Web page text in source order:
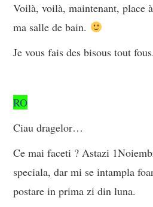
Voilà, voilà, maintenant, place
ma salle de bain.
Je vous fais des bisous tout fous.
RO
Ciau dragelor…
Ce mai faceti ? Astazi
speciala, dar mi se intampla
postare in prima zi din luna.